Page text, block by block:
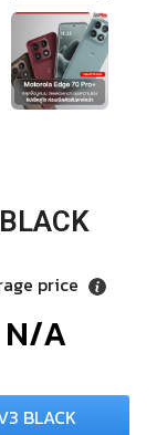
price
N/A
BLACK